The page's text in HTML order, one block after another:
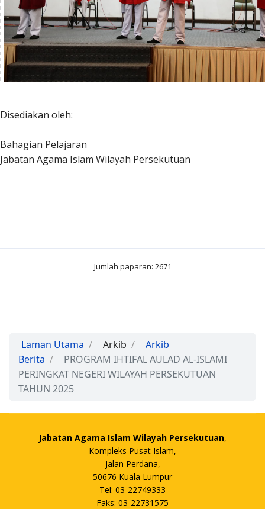
Disediakan oleh:
Bahagian Pelajaran
Jabatan Agama Islam Wilayah Persekutuan
Jumlah paparan: 2671
Laman Utama Arkib
Arkib
Berita
PROGRAM IHTIFAL AULAD AL-ISLAMI
PERINGKAT NEGERI WILAYAH PERSEKUTUAN
TAHUN 2025
Jabatan Agama Islam Wilayah Persekutuan,
Kompleks Pusat Islam,
Jalan Perdana,
50676 Kuala Lumpur
Tel: 03-22749333
Faks: 03-22731575